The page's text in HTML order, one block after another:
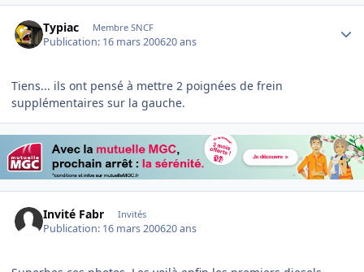
Typiac Membre SNCF
Publication: 16 mars 200620 ans
Tiens... ils ont pensé à mettre 2 poignées de frein
supplémentaires sur la gauche.
Invité Fabr Invités
Publication: 16 mars 200620 ans